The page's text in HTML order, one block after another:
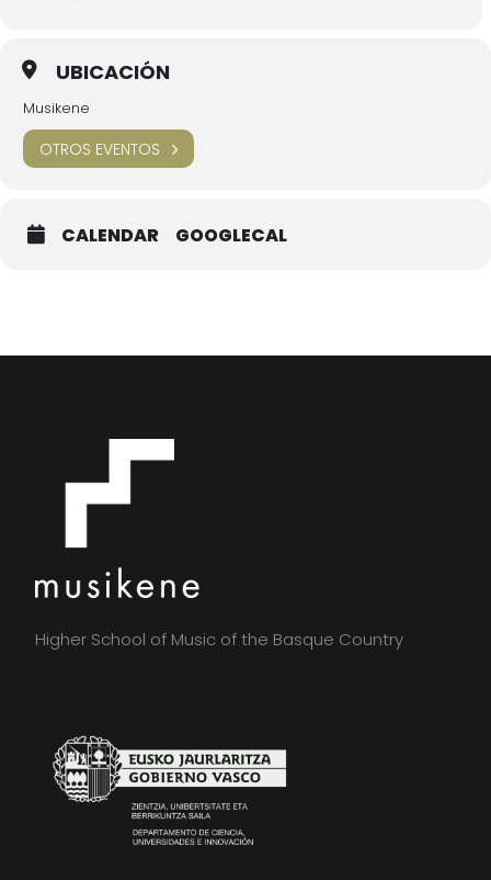
UBICACIÓN
Musikene
OTROS EVENTOS
CALENDAR GOOGLECAL
Higher School of Music of the Basque Country